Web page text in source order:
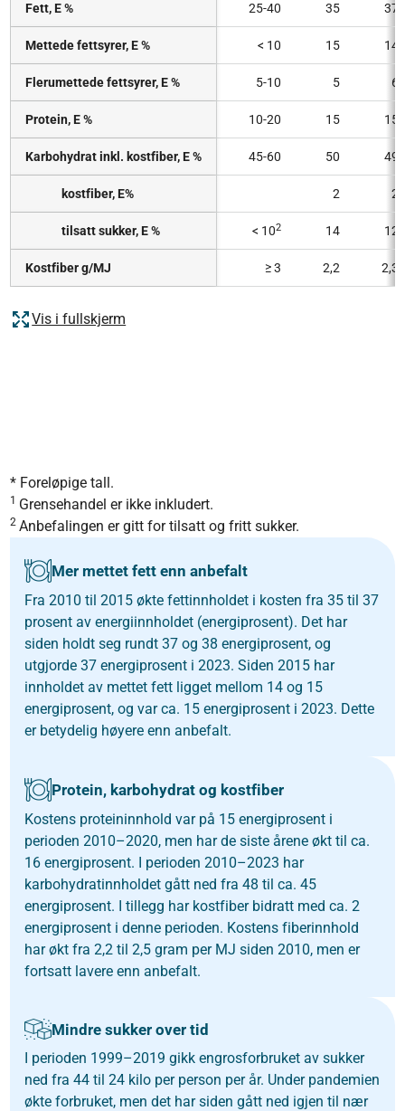
Fett, E % 25-40 35 37
Mettede fettsyrer, E % < 10 15 14
Flerumettede fettsyrer, E % 5-10 5 6
Protein, E % 10-20 15 15
Karbohydrat inkl. kostfiber, E % 45-60 50 49
kostfiber, E% 2 2
tilsatt sukker, E % < 102 14 12
Kostfiber g/MJ ≥ 3 2,2 2,3
Vis i fullskjerm
* Foreløpige tall.
1 Grensehandel er ikke inkludert.
2 Anbefalingen er gitt for tilsatt og fritt sukker.
Mer mettet fett enn anbefalt
Fra 2010 til 2015 økte fettinnholdet i kosten fra 35 til 37
prosent av energiinnholdet (energiprosent). Det har
siden holdt seg rundt 37 og 38 energiprosent, og
utgjorde 37 energiprosent i 2023. Siden 2015 har
innholdet av mettet fett ligget mellom 14 og 15
energiprosent, og var ca. 15 energiprosent i 2023. Dette
er betydelig høyere enn anbefalt.
Protein, karbohydrat og kostfiber
Kostens proteininnhold var på 15 energiprosent i
perioden 2010–2020, men har de siste årene økt til ca.
16 energiprosent. I perioden 2010–2023 har
karbohydratinnholdet gått ned fra 48 til ca. 45
energiprosent. I tillegg har kostfiber bidratt med ca. 2
energiprosent i denne perioden. Kostens fiberinnhold
har økt fra 2,2 til 2,5 gram per MJ siden 2010, men er
fortsatt lavere enn anbefalt.
Mindre sukker over tid
I perioden 1999–2019 gikk engrosforbruket av sukker
ned fra 44 til 24 kilo per person per år. Under pandemien
økte forbruket, men det har siden gått ned igjen til nær